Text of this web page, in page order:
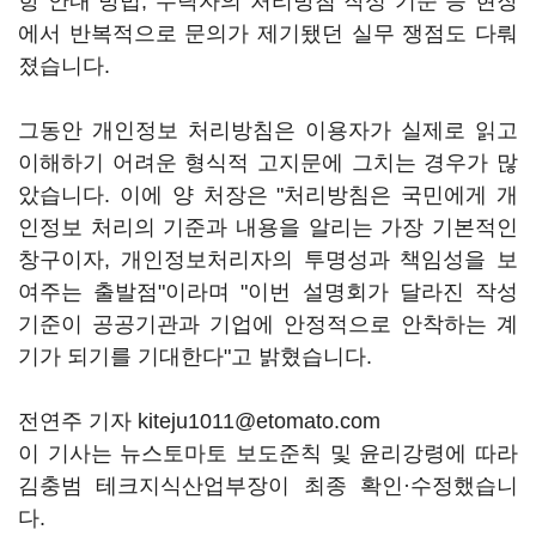
에서 반복적으로 문의가 제기됐던 실무 쟁점도 다뤄
졌습니다.
그동안 개인정보 처리방침은 이용자가 실제로 읽고
이해하기 어려운 형식적 고지문에 그치는 경우가 많
았습니다. 이에 양 처장은 "처리방침은 국민에게 개
인정보 처리의 기준과 내용을 알리는 가장 기본적인
창구이자, 개인정보처리자의 투명성과 책임성을 보
여주는 출발점"이라며 "이번 설명회가 달라진 작성
기준이 공공기관과 기업에 안정적으로 안착하는 계
기가 되기를 기대한다"고 밝혔습니다.
전연주 기자 kiteju1011@etomato.com
이 기사는 뉴스토마토 보도준칙 및 윤리강령에 따라
김충범 테크지식산업부장이 최종 확인·수정했습니
다.